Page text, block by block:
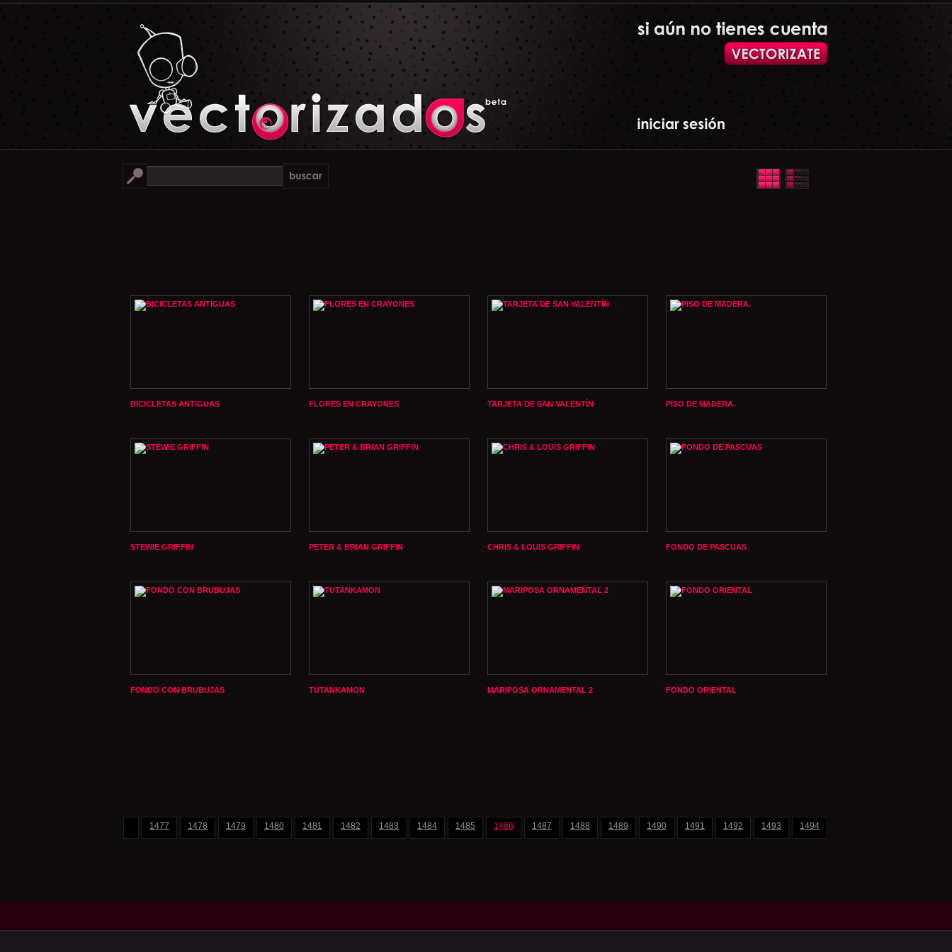
BICICLETAS ANTIGUAS FLORES EN CRAYONES TARJETA DE SAN VALENTÍN PISO DE MADERA.
STEWIE GRIFFIN PETER & BRIAN GRIFFIN CHRIS & LOUIS GRIFFIN FONDO DE PASCUAS
FONDO CON BRUBUJAS TUTANKAMON MARIPOSA ORNAMENTAL 2 FONDO ORIENTAL
1477 1478 1479 1480 1481 1482 1483 1484 1485 1486 1487 1488 1489 1490 1491 1492 1493 1494